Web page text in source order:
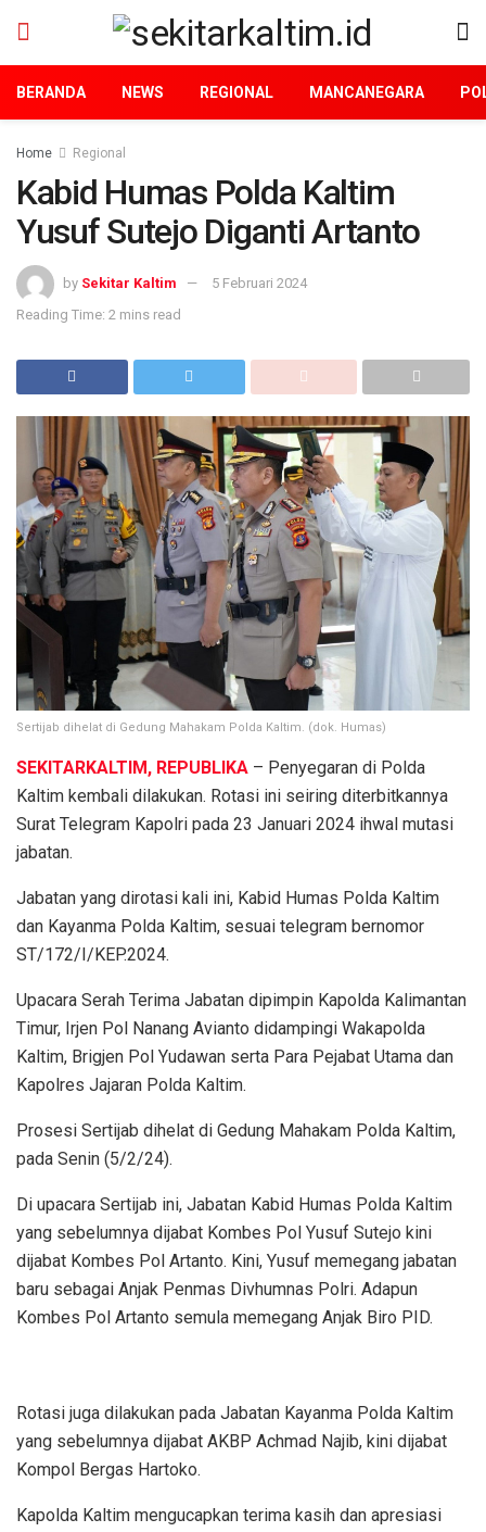
BERANDA NEWS REGIONAL MANCANEGARA
Home Regional
Kabid Humas Polda Kaltim
Yusuf Sutejo Diganti Artanto
by Sekitar Kaltim
5 Februari 2024
Reading Time: 2 mins read
Sertijab dihelat di Gedung Mahakam Polda Kaltim. (dok. Humas)
SEKITARKALTIM, REPUBLIKA – Penyegaran di Polda
Kaltim kembali dilakukan. Rotasi ini seiring diterbitkannya
Surat Telegram Kapolri pada 23 Januari 2024 ihwal mutasi
jabatan.
Jabatan yang dirotasi kali ini, Kabid Humas Polda Kaltim
dan Kayanma Polda Kaltim, sesuai telegram bernomor
ST/172/I/KEP.2024.
Upacara Serah Terima Jabatan dipimpin Kapolda Kalimantan
Timur, Irjen Pol Nanang Avianto didampingi Wakapolda
Kaltim, Brigjen Pol Yudawan serta Para Pejabat Utama dan
Kapolres Jajaran Polda Kaltim.
Prosesi Sertijab dihelat di Gedung Mahakam Polda Kaltim,
pada Senin (5/2/24).
Di upacara Sertijab ini, Jabatan Kabid Humas Polda Kaltim
yang sebelumnya dijabat Kombes Pol Yusuf Sutejo kini
dijabat Kombes Pol Artanto. Kini, Yusuf memegang jabatan
baru sebagai Anjak Penmas Divhumnas Polri. Adapun
Kombes Pol Artanto semula memegang Anjak Biro PID.
Rotasi juga dilakukan pada Jabatan Kayanma Polda Kaltim
yang sebelumnya dijabat AKBP Achmad Najib, kini dijabat
Kompol Bergas Hartoko.
Kapolda Kaltim mengucapkan terima kasih dan apresiasi